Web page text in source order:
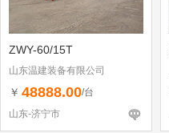
ZWY-60/15T
山东温建装备有限公司
￥ 48888.00/台
山东-济宁市